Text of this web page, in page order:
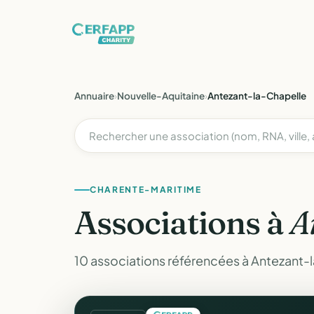
Annuaire›Nouvelle-Aquitaine›Antezant-la-Chapelle
CHARENTE-MARITIME
Associations à
10 associations référencées à